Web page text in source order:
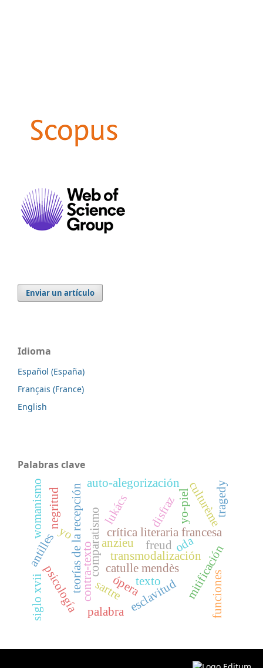
Enviar un artículo
Idioma
Español (España)
Français (France)
English
Palabras clave
catulle mendès
comparatismo transmodalización
contra-texto
teorías de la recepción crítica literaria francesa
texto
psicología mitificación
yo-piel
anzieu freud
yo
esclavitud
ópera
oda
funciones
disfraz
antilles
culturème
lukács
sartre
siglo xvii
womanismo negritud
auto-alegorización tragedy
palabra